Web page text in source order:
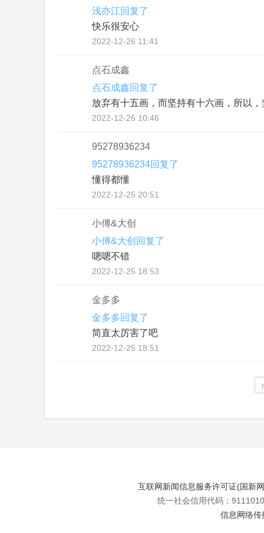
浅亦江回复了
快乐很安心
2022-12-26 11:41
点石成鑫
点石成鑫回复了
放弃有十五画，而坚持有十六画，所以，
2022-12-26 10:46
95278936234
95278936234回复了
懂得都懂
2022-12-25 20:51
小傅&大创
小傅&大创回复了
嗯嗯不错
2022-12-25 18:53
金多多
金多多回复了
简直太厉害了吧
2022-12-25 18:51
互联网新闻信息服务许可证(国新
统一社会信用代码：
信息网络